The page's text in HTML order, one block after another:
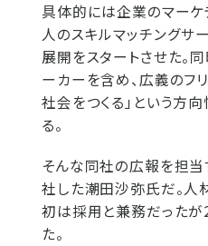
具体的には企業のマー
人のスキルマッチングサ
展開をスタートさせた。
ーカーを含め、広義のフ
社会をつくる」という方
る。
そんな同社の広報を担当
社した潮田沙弥氏だ。人
初は採用と兼務だった
た。